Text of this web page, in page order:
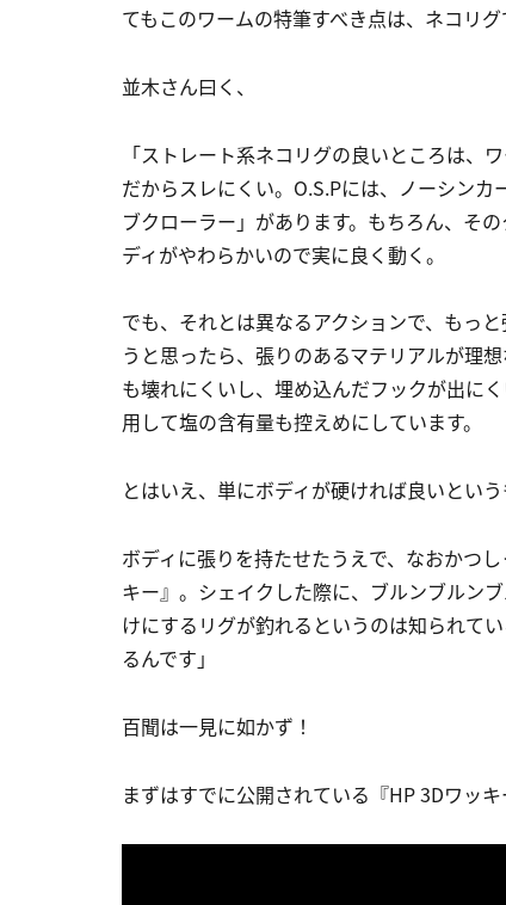
てもこのワームの特筆すべき点は、ネコリ
並木さん曰く、
「ストレート系ネコリグの良いところは、
だからスレにくい。O.S.Pには、ノーシン
ブクローラー」があります。もちろん、そ
ディがやわらかいので実に良く動く。
でも、それとは異なるアクションで、もっ
うと思ったら、張りのあるマテリアルが理
も壊れにくいし、埋め込んだフックが出に
用して塩の含有量も控えめにしています。
とはいえ、単にボディが硬ければ良いという
ボディに張りを持たせたうえで、なおかつ
キー』。シェイクした際に、ブルンブルン
けにするリグが釣れるというのは知られて
るんです」
百聞は一見に如かず！
まずはすでに公開されている『HP 3Dワッ